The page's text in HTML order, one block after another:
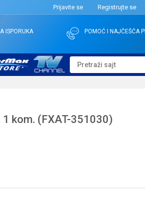
Prijavite se Registrujte se
ISPORUKA POMOĆ I NAJČEŠĆA
Pretraži sajt
1 kom. (FXAT-351030)